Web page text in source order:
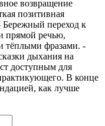
возвращение
позитивная
Бережный переход к
прямой речью,
тёплыми фразами. -
дыхания на
доступным для
В конце
как лучше